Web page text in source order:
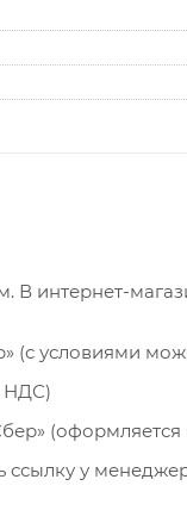
интернет-
(с условиями
НДС)
ссылку у